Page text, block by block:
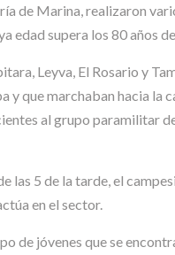
de Marina, realizaron
edad supera los 80 años
Leyva, El Rosario y
y que marchaban hacia la
al grupo paramilitar
las 5 de la tarde, el
en el sector.
de jóvenes que se